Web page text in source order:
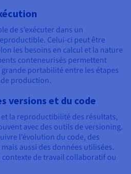
de s’exécuter dans un
Celui-ci peut être
les besoins en calcul et la nature
conteneurisés permettent
portabilité entre les étapes
production.
versions et du code
la reproductibilité des résultats,
avec des outils de versioning.
l’évolution du code, des
aussi des données utilisées.
de travail collaboratif ou